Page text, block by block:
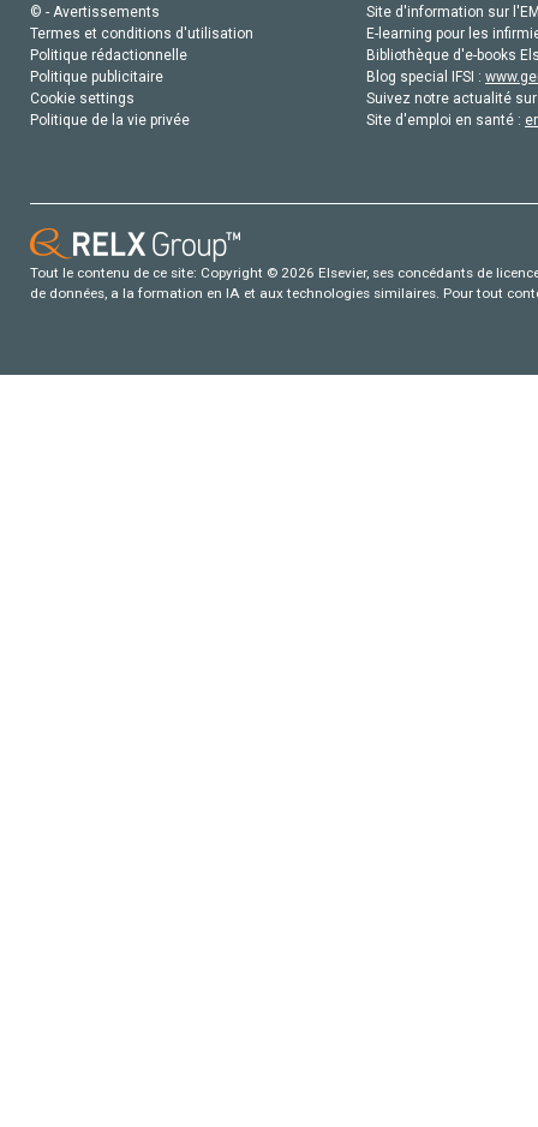
© - Avertissements
Termes et conditions d'utilisation
Politique rédactionnelle
Politique publicitaire
Cookie settings
Politique de la vie privée
Site d'information sur
E-learning pour les
Bibliothèque d'e-books
Blog special IFSI :
Suivez notre actualité
Site d'emploi en santé :
Tout le contenu de ce site: Copyright © 2026 Elsevier, ses concédants de
de données, a la formation en IA et aux technologies similaires. Pour tout